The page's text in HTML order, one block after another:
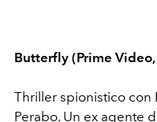
Butterfly (Prime
Thriller spionistico con
Perabo. Un ex agente